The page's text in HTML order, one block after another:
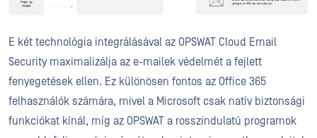
E két technológia integrálásával az OPSWAT Cloud Email
Security maximalizálja az e-mailek védelmét a fejlett
fenyegetések ellen. Ez különösen fontos az Office 365
felhasználók számára, mivel a Microsoft csak natív biztonsági
funkciókat kínál, míg az OPSWAT a rosszindulatú programok